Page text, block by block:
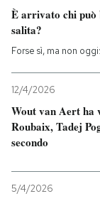
È arrivato chi può
salita?
Forse sì, ma non
12/4/2026
Wout van Aert ha
Roubaix, Tadej
secondo
5/4/2026